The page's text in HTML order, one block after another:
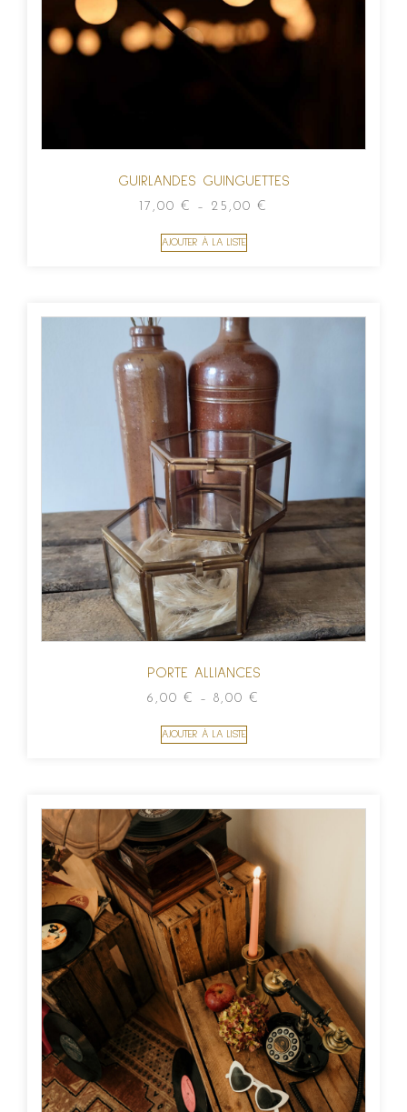
GUIRLANDES GUINGUETTES
17,00 € – 25,00 €
AJOUTER À LA LISTE
PORTE ALLIANCES
6,00 € – 8,00 €
AJOUTER À LA LISTE